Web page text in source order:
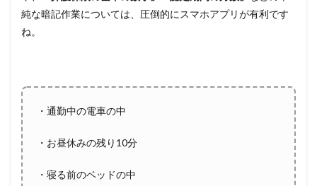
純な暗記作業については、圧倒的にスマホアプリが有利です
ね。
・通勤中の電車の中
・お昼休みの残り10分
・寝る前のベッドの中